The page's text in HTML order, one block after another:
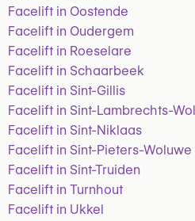
Facelift in Oostende
Facelift in Oudergem
Facelift in Roeselare
Facelift in Schaarbeek
Facelift in Sint-Gillis
Facelift in Sint-Lambrechts-
Facelift in Sint-Niklaas
Facelift in Sint-Pieters-Woluwe
Facelift in Sint-Truiden
Facelift in Turnhout
Facelift in Ukkel